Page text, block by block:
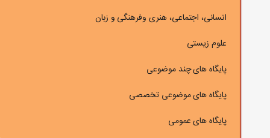
انسانی، اجتماعی، هنری وفرهنگی و زبان
علوم زیستی
پایگاه های چند موضوعی
پایگاه های موضوعی تخصصی
پایگاه های عمومی